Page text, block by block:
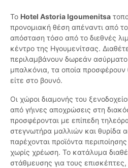
Το Hotel Astoria Igoumenitsa
προνομιακή θέση απέναντι από
απόσταση τόσο από το διεθνές
κέντρο της Ηγουμενίτσας.
περιλαμβάνουν δωρεάν ασύρματο
μπαλκόνια, τα οποία
είτε στο βουνό.
Οι χώροι διαμονής του
από γήινες αποχρώσεις στη
προσφέρονται με επίπεδη
στεγνωτήρα μαλλιών και θυρίδα
παρέχονται προϊόντα
χωρίς χρέωση. Το κατάλυμα
στάθμευσης για τους επισκέπτες,